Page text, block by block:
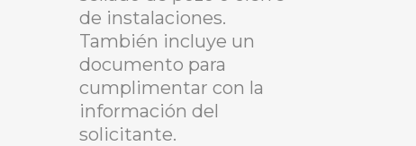
de instalaciones.
También incluye un
documento para
cumplimentar con la
información del
solicitante.